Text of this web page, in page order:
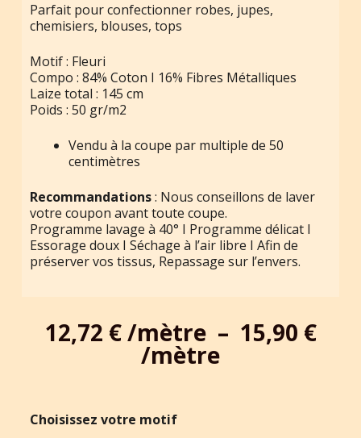
Parfait pour confectionner robes, jupes,
chemisiers, blouses, tops
Motif : Fleuri
Compo : 84% Coton I 16% Fibres Métalliques
Laize total : 145 cm
Poids : 50 gr/m2
Vendu à la coupe par multiple de 50
centimètres
Recommandations: Nous conseillons de laver
votre coupon avant toute coupe.
Programme lavage à 40° I Programme délicat I
Essorage doux I Séchage à l’air libre I Afin de
préserver vos tissus, Repassage sur l’envers.
12,72 € – 15,90 €
Choisissez votre motif